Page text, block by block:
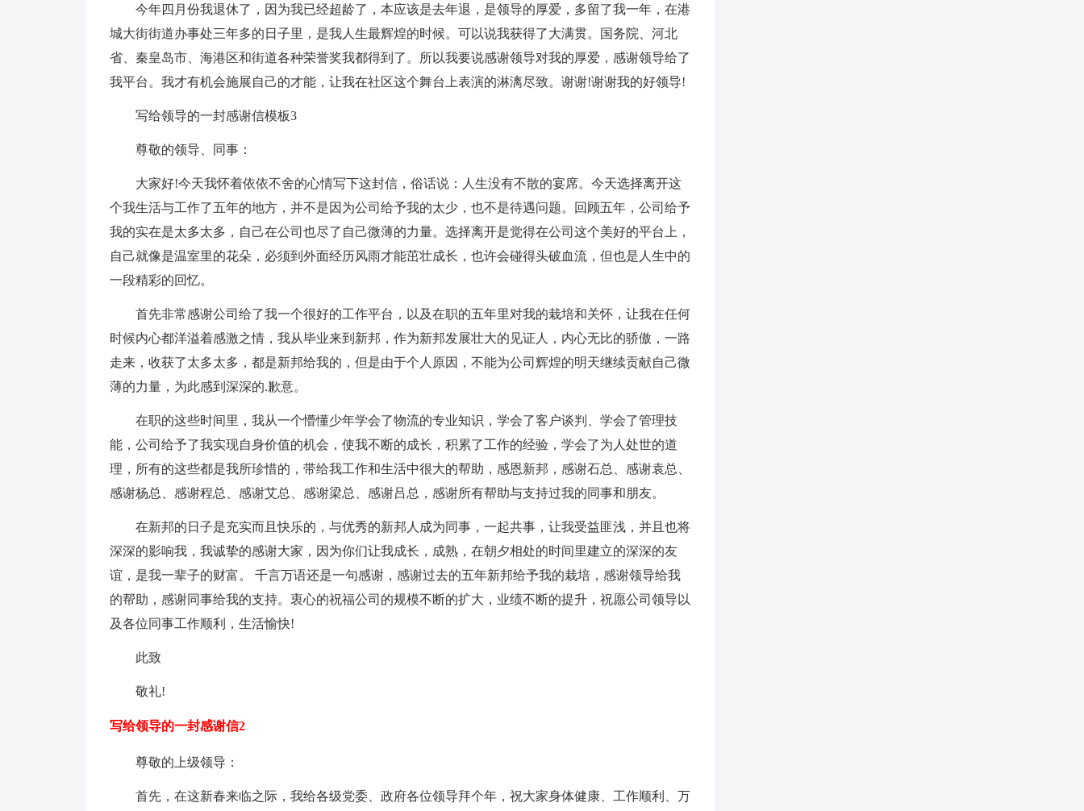
今年四月份我退休了，因为我已经超龄了，本应该是去年退，是领导的厚爱，多留了我一年，在港
城大街街道办事处三年多的日子里，是我人生最辉煌的时候。可以说我获得了大满贯。国务院、河北
省、秦皇岛市、海港区和街道各种荣誉奖我都得到了。所以我要说感谢领导对我的厚爱，感谢领导给了
我平台。我才有机会施展自己的才能，让我在社区这个舞台上表演的淋漓尽致。谢谢!谢谢我的好领导!
写给领导的一封感谢信模板3
尊敬的领导、同事：
大家好!今天我怀着依依不舍的心情写下这封信，俗话说：人生没有不散的宴席。今天选择离开这
个我生活与工作了五年的地方，并不是因为公司给予我的太少，也不是待遇问题。回顾五年，公司给予
我的实在是太多太多，自己在公司也尽了自己微薄的力量。选择离开是觉得在公司这个美好的平台上，
自己就像是温室里的花朵，必须到外面经历风雨才能茁壮成长，也许会碰得头破血流，但也是人生中的
一段精彩的回忆。
首先非常感谢公司给了我一个很好的工作平台，以及在职的五年里对我的栽培和关怀，让我在任何
时候内心都洋溢着感激之情，我从毕业来到新邦，作为新邦发展壮大的见证人，内心无比的骄傲，一路
走来，收获了太多太多，都是新邦给我的，但是由于个人原因，不能为公司辉煌的明天继续贡献自己微
薄的力量，为此感到深深的.歉意。
在职的这些时间里，我从一个懵懂少年学会了物流的专业知识，学会了客户谈判、学会了管理技
能，公司给予了我实现自身价值的机会，使我不断的成长，积累了工作的经验，学会了为人处世的道
理，所有的这些都是我所珍惜的，带给我工作和生活中很大的帮助，感恩新邦，感谢石总、感谢袁总、
感谢杨总、感谢程总、感谢艾总、感谢梁总、感谢吕总，感谢所有帮助与支持过我的同事和朋友。
在新邦的日子是充实而且快乐的，与优秀的新邦人成为同事，一起共事，让我受益匪浅，并且也将
深深的影响我，我诚挚的感谢大家，因为你们让我成长，成熟，在朝夕相处的时间里建立的深深的友
谊，是我一辈子的财富。 千言万语还是一句感谢，感谢过去的五年新邦给予我的栽培，感谢领导给我
的帮助，感谢同事给我的支持。衷心的祝福公司的规模不断的扩大，业绩不断的提升，祝愿公司领导以
及各位同事工作顺利，生活愉快!
此致
敬礼!
写给领导的一封感谢信2
尊敬的上级领导：
首先，在这新春来临之际，我给各级党委、政府各位领导拜个年，祝大家身体健康、工作顺利、万